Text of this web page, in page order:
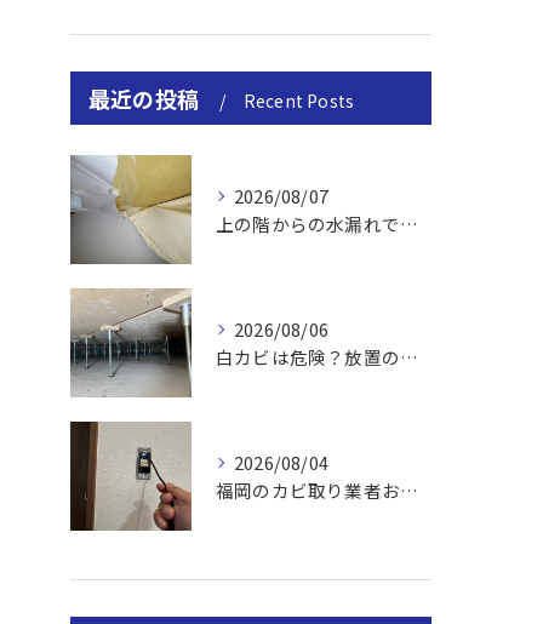
最近の投稿 Recent Posts
2026/08/07
上の階からの水漏れでカビ｜対処法と業者
2026/08/06
白カビは危険？放置のリスクと取り方
2026/08/04
福岡のカビ取り業者おすすめの選び方と費用